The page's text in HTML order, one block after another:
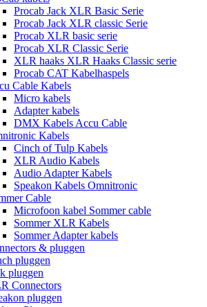
Procab Jack XLR Basic Serie
Procab Jack XLR classic Serie
Procab XLR basic serie
Procab XLR Classic Serie
XLR haaks XLR Haaks Classic serie
Procab CAT Kabelhaspels
Cable Kabels
Micro kabels
Adapter kabels
DMX Kabels Accu Cable
Kabels
Cinch of Tulp Kabels
XLR Audio Kabels
Audio Adapter Kabels
Speakon Kabels Omnitronic
Cable
Microfoon kabel Sommer cable
Sommer XLR Kabels
Sommer Adapter kabels
& pluggen
pluggen
pluggen
Connectors
pluggen